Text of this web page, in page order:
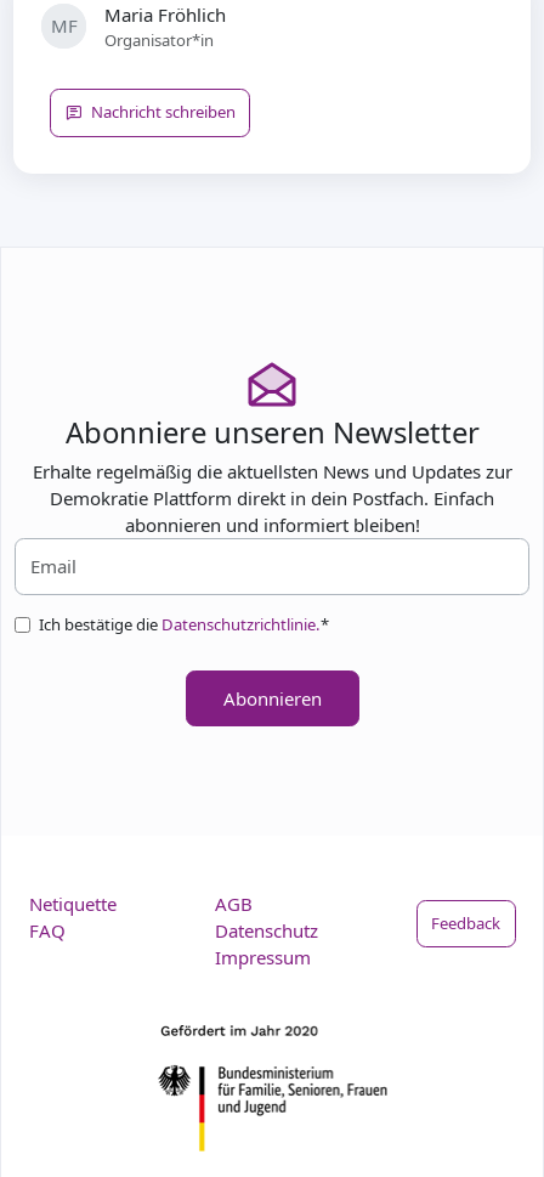
MF Maria Fröhlich
Organisator*in
Nachricht schreiben
Abonniere unseren Newsletter
Erhalte regelmäßig die aktuellsten News und Updates zur
Demokratie Plattform direkt in dein Postfach. Einfach
abonnieren und informiert bleiben!
Ich bestätige die Datenschutzrichtlinie.*
Abonnieren
Netiquette
FAQ
AGB
Datenschutz
Impressum
Feedback